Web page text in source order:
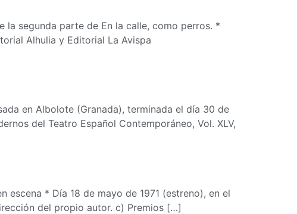
la segunda parte de En la calle, como perros. *
Alhulia y Editorial La Avispa
en Albolote (Granada), terminada el día 30 de
del Teatro Español Contemporáneo, Vol. XLV,
escena * Día 18 de mayo de 1971 (estreno), en el
del propio autor. c) Premios […]